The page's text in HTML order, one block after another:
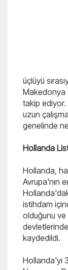
üçlüyü
Makedonya
takip ediyor.
uzun
genelinde
Hollanda
Hollanda,
Avrupa'nın
istihdam
olduğunu ve
kaydedildi.
Hollanda'yı